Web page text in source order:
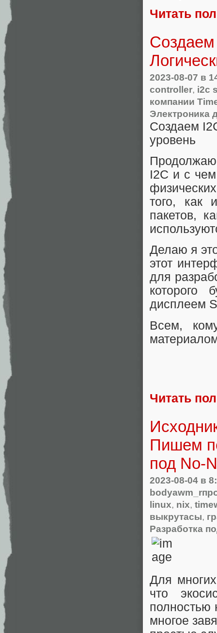
Читать
Создаем
2023-08-07 в
controller, i2c
компании
Электроника
Создаем
уровень
I2C и с чем
того, как
пакетов,
Делаю я
этот
для
которого
дисплеем
Всем,
Читать
Пишем
под No-
2023-08-04 в
linux, nix,
выкрутасы,
Разработка
Для
что
полностью
многое